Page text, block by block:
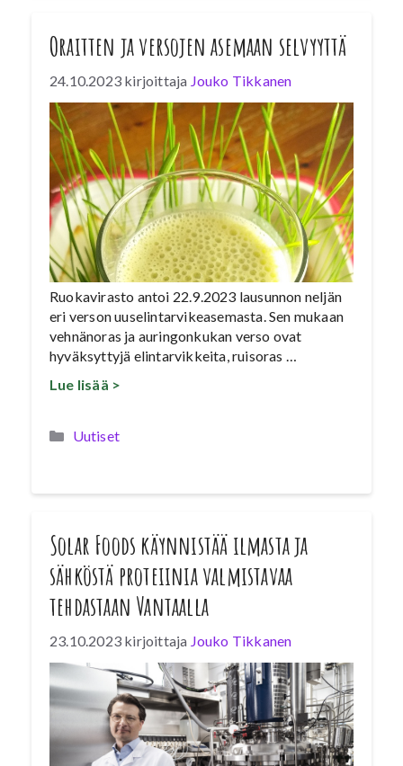
Oraitten ja versojen asemaan selvyyttä
24.10.2023 kirjoittaja Jouko Tikkanen
Ruokavirasto antoi 22.9.2023 lausunnon neljän
eri verson uuselintarvikeasemasta. Sen mukaan
vehnänoras ja auringonkukan verso ovat
hyväksyttyjä elintarvikkeita, ruisoras …
Lue lisää >
Kategoriat
Uutiset
Solar Foods käynnistää ilmasta ja
sähköstä proteiinia valmistavaa
tehdastaan Vantaalla
23.10.2023 kirjoittaja Jouko Tikkanen